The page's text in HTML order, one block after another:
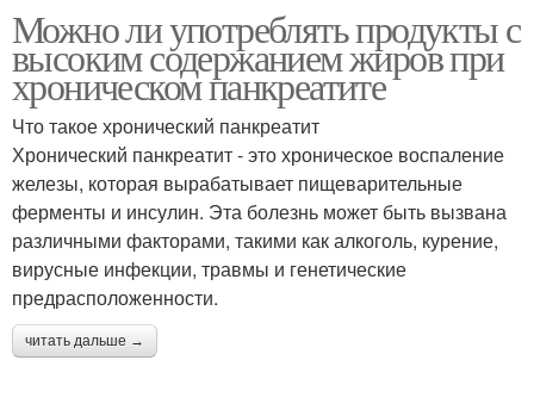
Можно ли употреблять продукты с
высоким содержанием жиров при
хроническом панкреатите
Что такое хронический панкреатит
Хронический панкреатит - это хроническое воспаление
железы, которая вырабатывает пищеварительные
ферменты и инсулин. Эта болезнь может быть вызвана
различными факторами, такими как алкоголь, курение,
вирусные инфекции, травмы и генетические
предрасположенности.
читать дальше →